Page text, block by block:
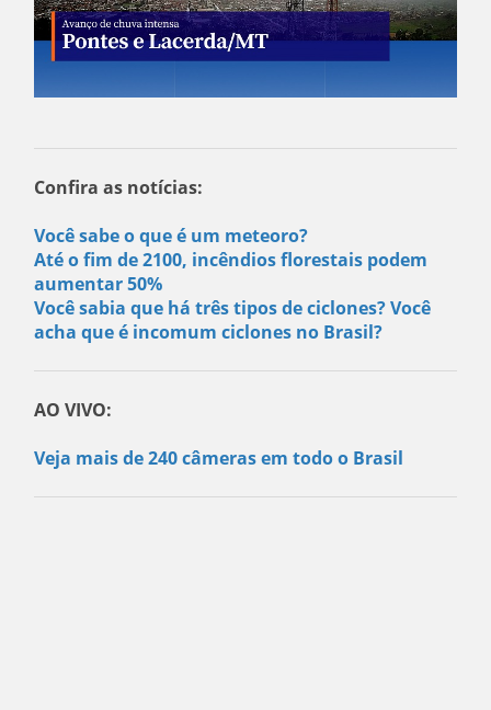
Confira as notícias:
Você sabe o que é um meteoro?
Até o fim de 2100, incêndios florestais podem
aumentar 50%
Você sabia que há três tipos de ciclones? Você
acha que é incomum ciclones no Brasil?
AO VIVO:
Veja mais de 240 câmeras em todo o Brasil